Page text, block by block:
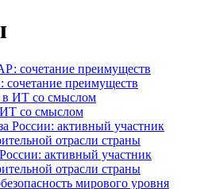
преимуществ
со смыслом
активный участник
отрасли страны